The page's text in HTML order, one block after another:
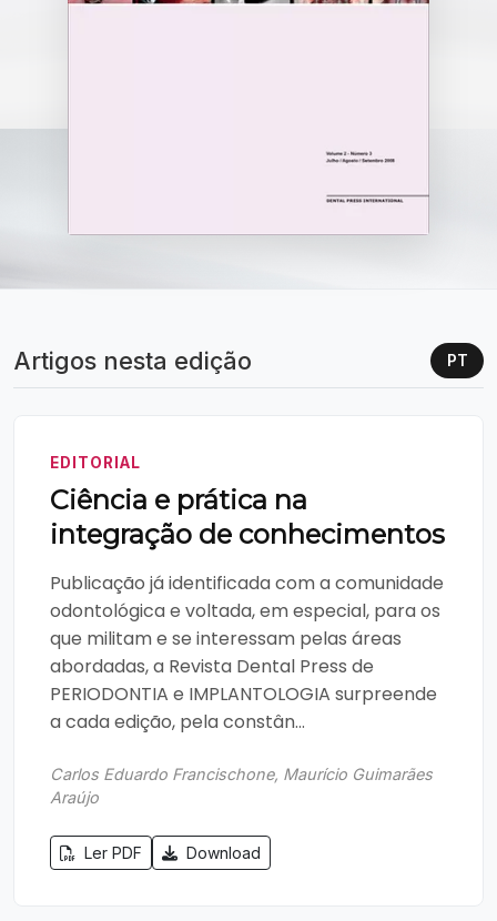
Artigos nesta edição PT
EDITORIAL
Ciência e prática na
integração de conhecimentos
Publicação já identificada com a comunidade
odontológica e voltada, em especial, para os
que militam e se interessam pelas áreas
abordadas, a Revista Dental Press de
PERIODONTIA e IMPLANTOLOGIA surpreende
a cada edição, pela constân...
Carlos Eduardo Francischone, Maurício Guimarães
Araújo
Ler PDF Download